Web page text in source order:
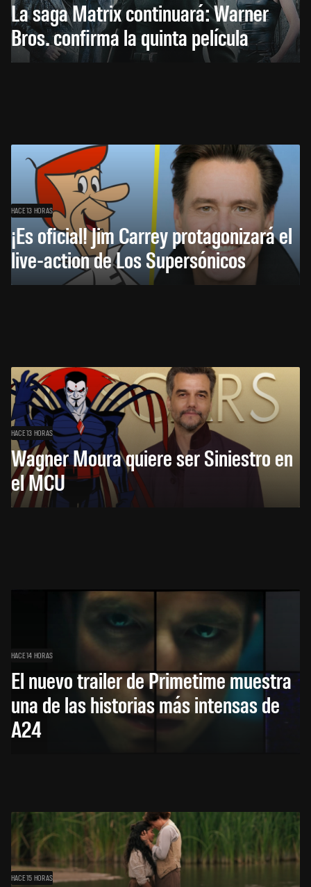
La saga Matrix continuará: Warner
Bros. confirma la quinta película
HACE 13 HORAS
¡Es oficial! Jim Carrey protagonizará el
live-action de Los Supersónicos
HACE 13 HORAS
Wagner Moura quiere ser Siniestro en
el MCU
HACE 14 HORAS
El nuevo trailer de Primetime muestra
una de las historias más intensas de
A24
HACE 15 HORAS